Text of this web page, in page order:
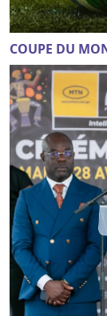
COUPE DU